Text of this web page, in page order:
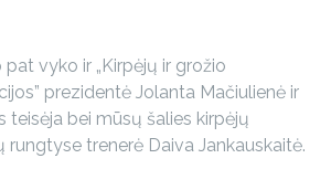
vyko ir „Kirpėjų ir grožio
prezidentė Jolanta Mačiulienė ir
teisėja bei mūsų šalies kirpėjų
trenerė Daiva Jankauskaitė.